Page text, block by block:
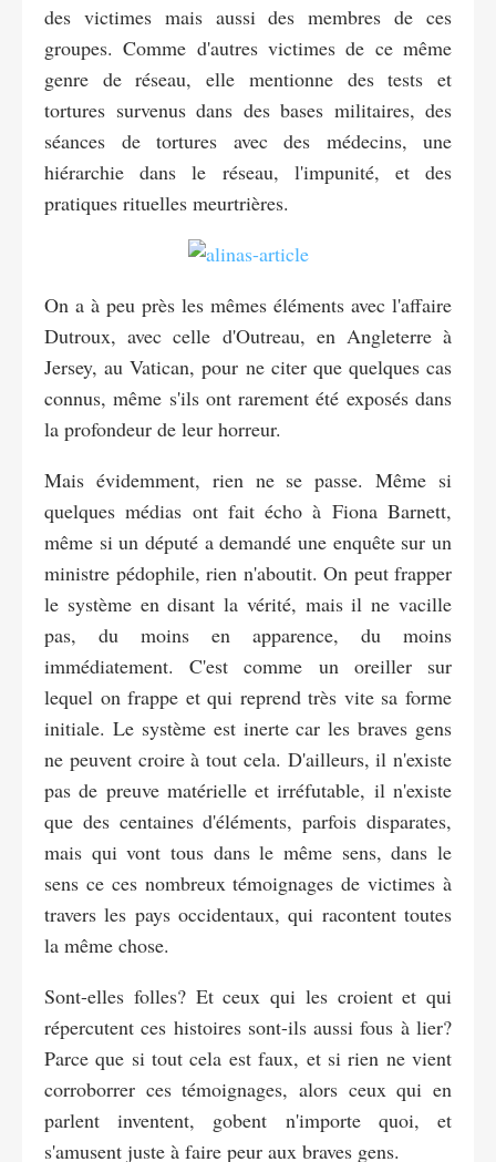
des victimes mais aussi des membres de ces
groupes. Comme d'autres victimes de ce même
genre de réseau, elle mentionne des tests et
tortures survenus dans des bases militaires, des
séances de tortures avec des médecins, une
hiérarchie dans le réseau, l'impunité, et des
pratiques rituelles meurtrières.
On a à peu près les mêmes éléments avec l'affaire
Dutroux, avec celle d'Outreau, en Angleterre à
Jersey, au Vatican, pour ne citer que quelques cas
connus, même s'ils ont rarement été exposés dans
la profondeur de leur horreur.
Mais évidemment, rien ne se passe. Même si
quelques médias ont fait écho à Fiona Barnett,
même si un député a demandé une enquête sur un
ministre pédophile, rien n'aboutit. On peut frapper
le système en disant la vérité, mais il ne vacille
pas, du moins en apparence, du moins
immédiatement. C'est comme un oreiller sur
lequel on frappe et qui reprend très vite sa forme
initiale. Le système est inerte car les braves gens
ne peuvent croire à tout cela. D'ailleurs, il n'existe
pas de preuve matérielle et irréfutable, il n'existe
que des centaines d'éléments, parfois disparates,
mais qui vont tous dans le même sens, dans le
sens ce ces nombreux témoignages de victimes à
travers les pays occidentaux, qui racontent toutes
la même chose.
Sont-elles folles? Et ceux qui les croient et qui
répercutent ces histoires sont-ils aussi fous à lier?
Parce que si tout cela est faux, et si rien ne vient
corroborrer ces témoignages, alors ceux qui en
parlent inventent, gobent n'importe quoi, et
s'amusent juste à faire peur aux braves gens.